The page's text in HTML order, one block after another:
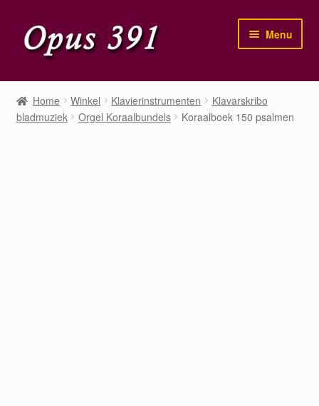
Ga
door
navigatie
Ga
naar
inhoud
Menu
Home
Winkel
Home Winkel Klavierinstrumenten
Klavarskribo
bladmuziek
Orgel Koraalbundels Koraalboek 150 psalmen